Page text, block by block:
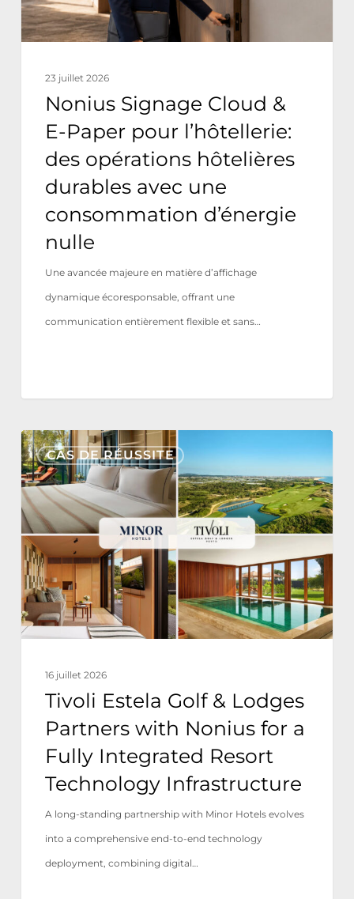
l’hôtellerie:
des
hôtelières
durables
avec
consommation
d’énergie
nulle
23 juillet 2026
Nonius Signage Cloud &
E-Paper pour l’hôtellerie:
des opérations hôtelières
durables avec une
consommation d’énergie
nulle
Une avancée majeure en matière d’affichage
dynamique écoresponsable, offrant une
communication entièrement flexible et sans…
CAS DE RÉUSSITE
Tivoli
Estela
Golf
&
Lodges
Partners
with
Nonius
for
Integrated
Resort
Technology
Infrastructure
16 juillet 2026
Tivoli Estela Golf & Lodges
Partners with Nonius for a
Fully Integrated Resort
Technology Infrastructure
A long-standing partnership with Minor Hotels evolves
into a comprehensive end-to-end technology
deployment, combining digital…